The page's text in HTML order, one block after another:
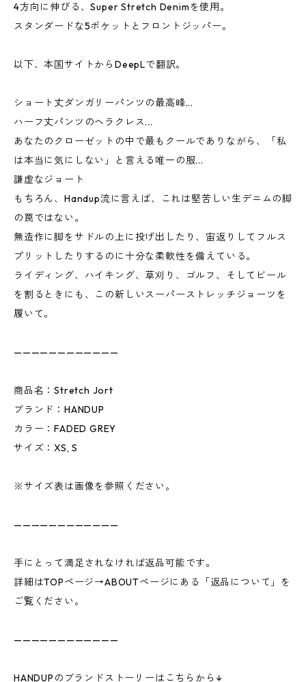
4方向に伸びる、Super Stretch Denimを使用。
スタンダードな5ポケットとフロントジッパー。
以下、本国サイトからDeepLで翻訳。
ショート丈ダンガリーパンツの最高峰...
ハーフ丈パンツのヘラクレス...
あなたのクローゼットの中で最もクールでありながら、「私
は本当に気にしない」と言える唯一の服...
謙虚なジョート
もちろん、Handup流に言えば、これは堅苦しい生デニムの脚
の罠ではない。
無造作に脚をサドルの上に投げ出したり、宙返りしてフルス
プリットしたりするのに十分な柔軟性を備えている。
ライディング、ハイキング、草刈り、ゴルフ、そしてビール
を割るときにも、この新しいスーパーストレッチジョーツを
履いて。
————————————
商品名：Stretch Jort
ブランド：HANDUP
カラー：FADED GREY
サイズ：XS, S
※サイズ表は画像を参照ください。
————————————
手にとって満足されなければ返品可能です。
詳細はTOPページ→ABOUTページにある「返品について」を
ご覧ください。
————————————
HANDUPのブランドストーリーはこちらから↓